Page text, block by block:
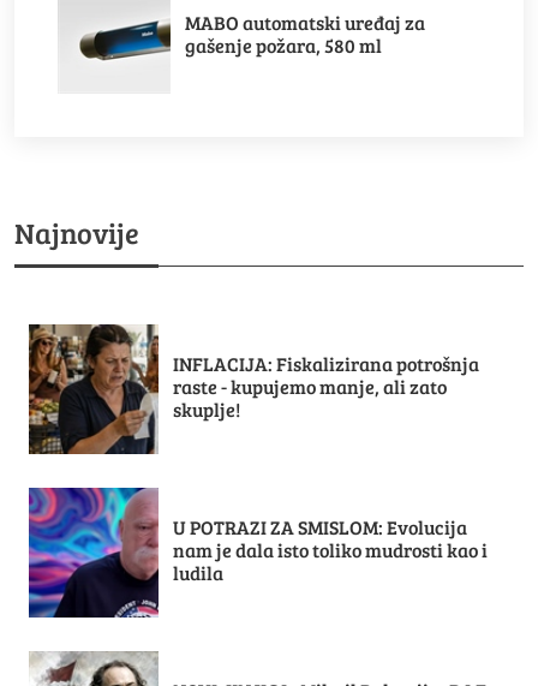
MABO automatski uređaj za
gašenje požara, 580 ml
Najnovije
INFLACIJA: Fiskalizirana potrošnja
raste - kupujemo manje, ali zato
skuplje!
U POTRAZI ZA SMISLOM: Evolucija
nam je dala isto toliko mudrosti kao i
ludila